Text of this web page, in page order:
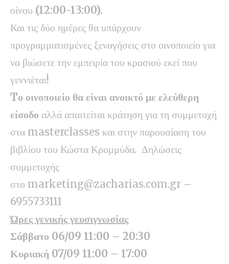
οίνου (12:00-13:00).
Και τις δύο ημέρες θα υπάρχουν
προγραμματισμένες ξεναγήσεις στο οινοποιείο για
να βιώσετε την εμπειρία του κρασιού εκεί που
γεννιέται!
Tο οινοποιείο θα είναι ανοικτό με ελεύθερη
είσοδο αλλά απαιτείται κράτηση για τη συμμετοχή
στα masterclasses και στην παρουσίαση του
βιβλίου του Κώστα Κρομμύδα. Δηλώσεις
συμμετοχής
στο marketing@zacharias.com.gr –
6955733111
Ώρες γενικής γευσιγνωσίας
Σάββατο 06/09 11:00 – 20:30
Κυριακή 07/09 11:00 – 17:00